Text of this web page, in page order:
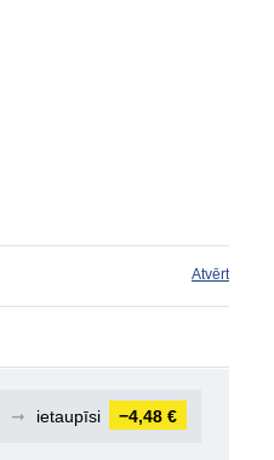
Atvērt
➞ ietaupīsi −4,48 €